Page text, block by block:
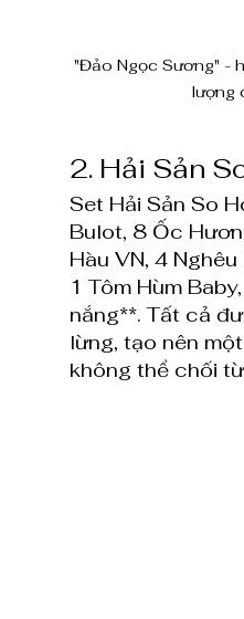
"Đảo Ngọc Sương" -
lượng
2. Hải Sản
Set Hải Sản So
Bulot, 8 Ốc
Hàu VN, 4
1 Tôm Hùm
nắng**. Tất cả
lừng, tạo nên
không thể chối